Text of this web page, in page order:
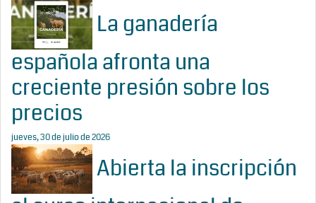
La ganadería
española afronta una
creciente presión sobre los
precios
jueves, 30 de julio de 2026
Abierta la inscripción